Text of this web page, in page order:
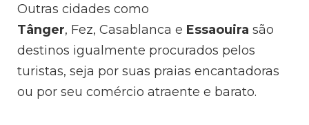
Outras cidades como
Tânger, Fez, Casablanca e Essaouira são
destinos igualmente procurados pelos
turistas, seja por suas praias encantadoras
ou por seu comércio atraente e barato.